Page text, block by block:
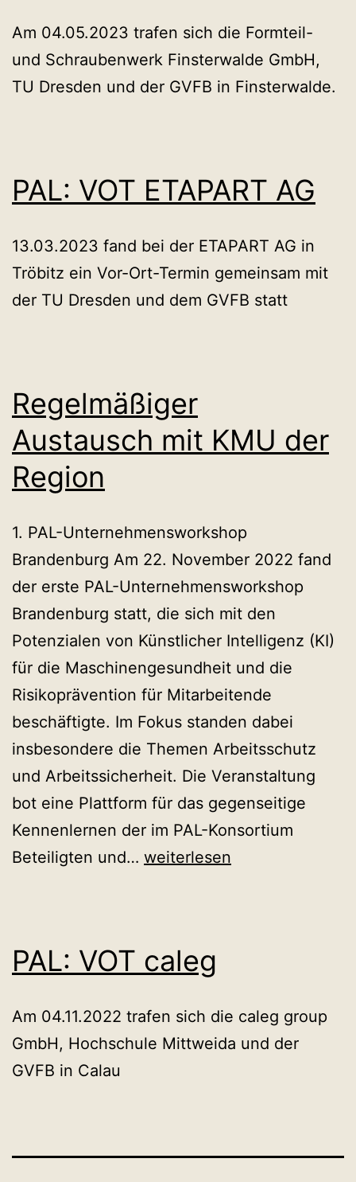
Am 04.05.2023 trafen sich die Formteil-
und Schraubenwerk Finsterwalde GmbH,
TU Dresden und der GVFB in Finsterwalde.
PAL: VOT ETAPART AG
13.03.2023 fand bei der ETAPART AG in
Tröbitz ein Vor-Ort-Termin gemeinsam mit
der TU Dresden und dem GVFB statt
Regelmäßiger
Austausch mit KMU der
Region
1. PAL-Unternehmensworkshop
Brandenburg Am 22. November 2022 fand
der erste PAL-Unternehmensworkshop
Brandenburg statt, die sich mit den
Potenzialen von Künstlicher Intelligenz (KI)
für die Maschinengesundheit und die
Risikoprävention für Mitarbeitende
beschäftigte. Im Fokus standen dabei
insbesondere die Themen Arbeitsschutz
und Arbeitssicherheit. Die Veranstaltung
bot eine Plattform für das gegenseitige
Kennenlernen der im PAL-Konsortium
Beteiligten und… Regelmäßiger
der
weiterlesen
PAL: VOT caleg
Am 04.11.2022 trafen sich die caleg group
GmbH, Hochschule Mittweida und der
GVFB in Calau